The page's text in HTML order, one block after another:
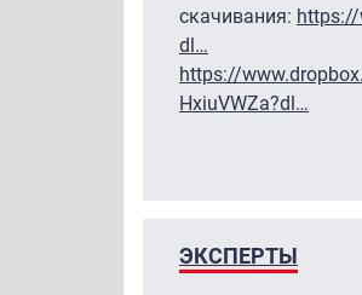
скачивания: https://
dl…
https://
HxiuVWZa?dl…
ЭКСПЕРТЫ